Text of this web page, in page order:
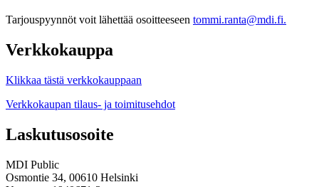
Tarjouspyynnöt voit lähettää osoitteeseen tommi.ranta@mdi.fi.
Verkkokauppa
Klikkaa tästä verkkokauppaan
Verkkokaupan tilaus- ja toimitusehdot
Laskutusosoite
MDI Public
Osmontie 34, 00610 Helsinki